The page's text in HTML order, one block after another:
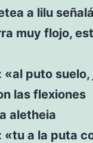
a lilu
muy flojo,
«al puto suelo,
las flexiones
aletheia
«tu a la puta